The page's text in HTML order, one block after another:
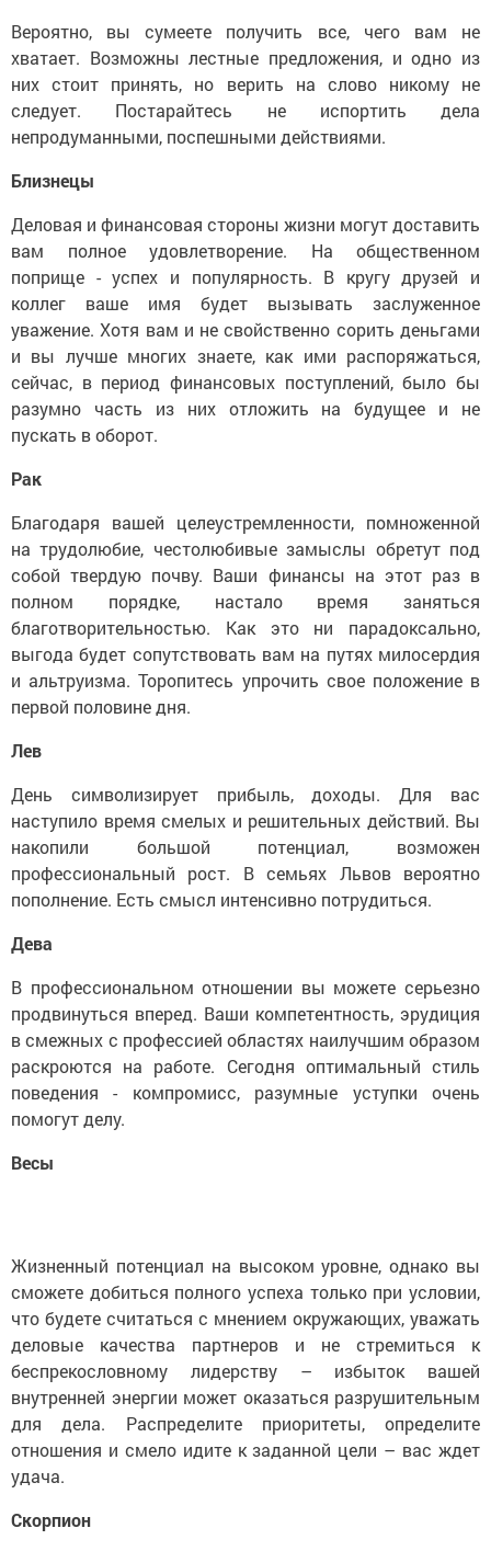
Вероятно, вы сумеете получить все, чего вам не
хватает. Возможны лестные предложения, и одно из
них стоит принять, но верить на слово никому не
следует. Постарайтесь не испортить дела
непродуманными, поспешными действиями.
Близнецы
Деловая и финансовая стороны жизни могут доставить
вам полное удовлетворение. На общественном
поприще - успех и популярность. В кругу друзей и
коллег ваше имя будет вызывать заслуженное
уважение. Хотя вам и не свойственно сорить деньгами
и вы лучше многих знаете, как ими распоряжаться,
сейчас, в период финансовых поступлений, было бы
разумно часть из них отложить на будущее и не
пускать в оборот.
Рак
Благодаря вашей целеустремленности, помноженной
на трудолюбие, честолюбивые замыслы обретут под
собой твердую почву. Ваши финансы на этот раз в
полном порядке, настало время заняться
благотворительностью. Как это ни парадоксально,
выгода будет сопутствовать вам на путях милосердия
и альтруизма. Торопитесь упрочить свое положение в
первой половине дня.
Лев
День символизирует прибыль, доходы. Для вас
наступило время смелых и решительных действий. Вы
накопили большой потенциал, возможен
профессиональный рост. В семьях Львов вероятно
пополнение. Есть смысл интенсивно потрудиться.
Дева
В профессиональном отношении вы можете серьезно
продвинуться вперед. Ваши компетентность, эрудиция
в смежных с профессией областях наилучшим образом
раскроются на работе. Сегодня оптимальный стиль
поведения - компромисс, разумные уступки очень
помогут делу.
Весы
Жизненный потенциал на высоком уровне, однако вы
сможете добиться полного успеха только при условии,
что будете считаться с мнением окружающих, уважать
деловые качества партнеров и не стремиться к
беспрекословному лидерству – избыток вашей
внутренней энергии может оказаться разрушительным
для дела. Распределите приоритеты, определите
отношения и смело идите к заданной цели – вас ждет
удача.
Скорпион